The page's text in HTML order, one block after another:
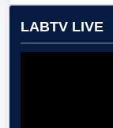
LABTV LIVE